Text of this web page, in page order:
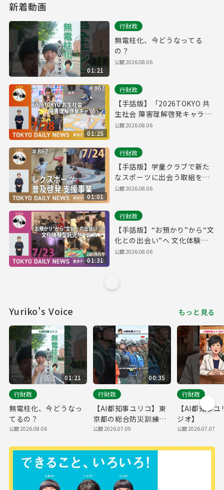
新着動画
01:21
行財政
無電柱化、今どうなってる
の？
公開 2026.08.06
01:25
行財政
【手話版】「2026TOKYO 共
生社会 障害理解啓発キャラバ
ン」スタート！（令和8年7月
No.863）
公開 2026.08.06
01:01
行財政
【手話版】学童クラブで新た
なスポーツに出会う取組を開
始！（令和8年7月24日 東京デ
公開 2026.08.06
01:31
行財政
【手話版】“お預かり”から“文
化との出会い”へ 文化体験型
託児サービス（令和8年7月23
公開 2026.08.06
Yuriko's Voice もっと見る
01:21
行財政
無電柱化、今どうなっ
てるの？
公開 2026.08.06
00:35
行財政
【AI都知事ユリコ】東
京都の総合防災訓練の
様子をお伝えします！
公開 2026.07.09
行財政
【AI都知事
ジオ】
公開 2026.07.07